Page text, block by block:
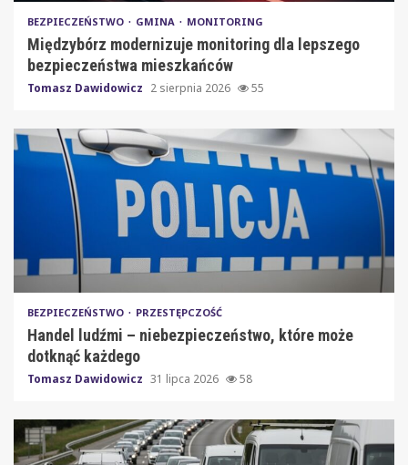
BEZPIECZEŃSTWO GMINA MONITORING
Międzybórz modernizuje monitoring dla lepszego
bezpieczeństwa mieszkańców
Tomasz Dawidowicz 2 sierpnia 2026 55
BEZPIECZEŃSTWO PRZESTĘPCZOŚĆ
Handel ludźmi – niebezpieczeństwo, które może
dotknąć każdego
Tomasz Dawidowicz 31 lipca 2026 58